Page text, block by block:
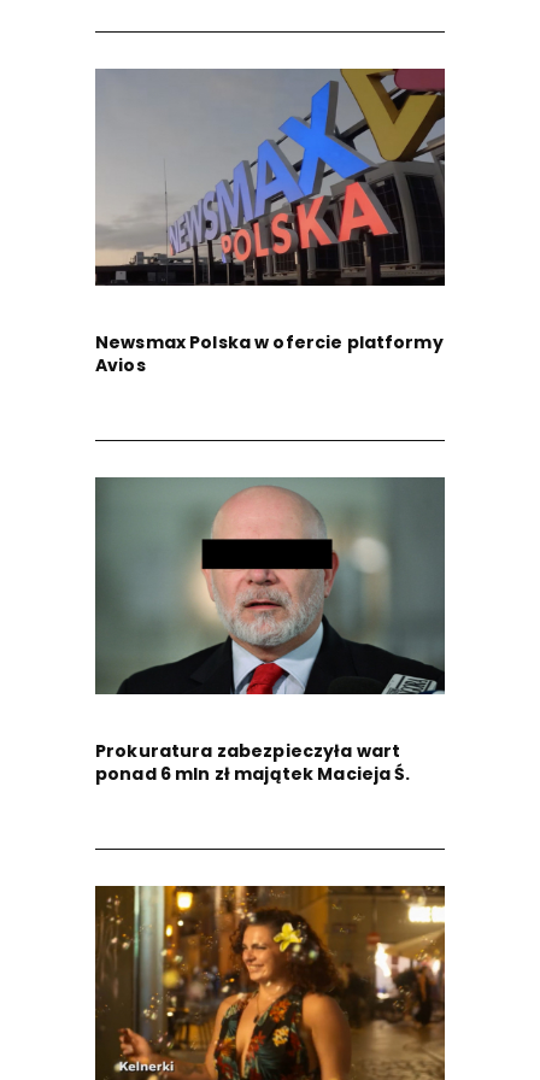
Newsmax Polska w ofercie platformy
Avios
Prokuratura zabezpieczyła wart
ponad 6 mln zł majątek Macieja Ś.